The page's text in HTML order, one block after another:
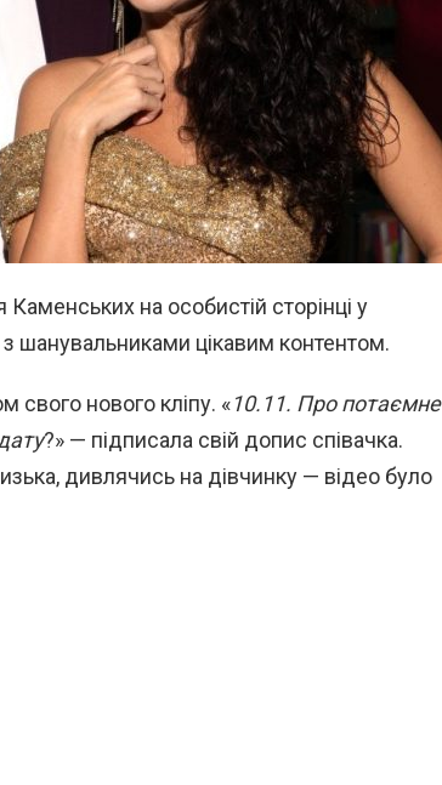
на особистій сторінці у
шанувальниками цікавим контентом.
свого нового кліпу. «10.11. Про потаємне
?» — підписала свій допис співачка.
дивлячись на дівчинку — відео було